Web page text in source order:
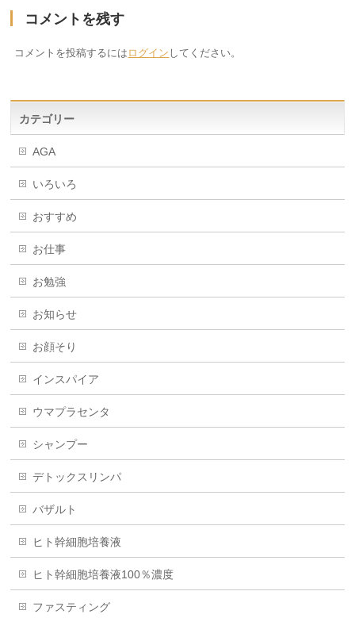
コメントを残す
コメントを投稿するには ログイン してください。
カテゴリー
AGA
いろいろ
おすすめ
お仕事
お勉強
お知らせ
お顔そり
インスパイア
ウマプラセンタ
シャンプー
デトックスリンパ
バザルト
ヒト幹細胞培養液
ヒト幹細胞培養液100％濃度
ファスティング